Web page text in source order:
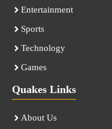
Entertainment
Sports
Technology
Games
Quakes Links
About Us